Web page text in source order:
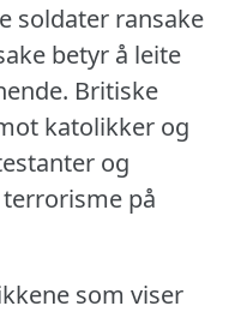
soldater ransake
betyr å leite
Britiske
katolikker og
og
på
som viser